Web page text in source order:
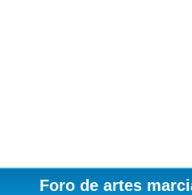
Foro de artes